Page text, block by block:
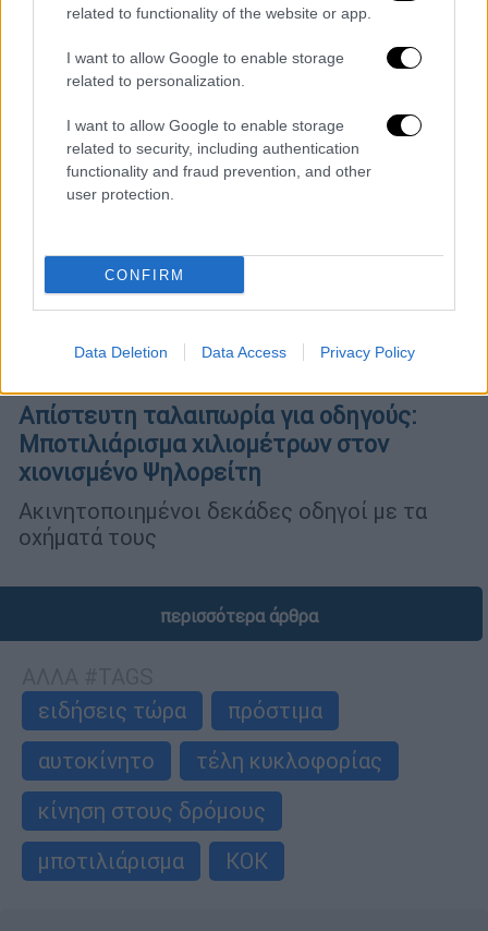
related to functionality of the website or app.
I want to allow Google to enable storage
related to personalization.
I want to allow Google to enable storage
related to security, including authentication
functionality and fraud prevention, and other
user protection.
CONFIRM
Data Deletion Data Access Privacy Policy
Ελλάδα|05.01.2025 19:11
Απίστευτη ταλαιπωρία για οδηγούς:
Μποτιλιάρισμα χιλιομέτρων στον
χιονισμένο Ψηλορείτη
Ακινητοποιημένοι δεκάδες οδηγοί με τα
οχήματά τους
περισσότερα άρθρα
ειδήσεις τώρα
πρόστιμα
αυτοκίνητο
τέλη κυκλοφορίας
κίνηση στους δρόμους
μποτιλιάρισμα
ΚΟΚ